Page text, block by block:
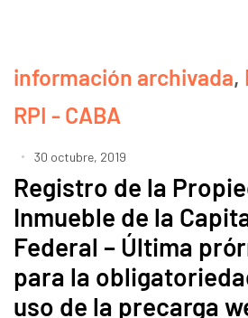
información archivada,
RPI - CABA
30 octubre, 2019
Registro de la
Inmueble de la
Federal – Última
para la
uso de la precarga